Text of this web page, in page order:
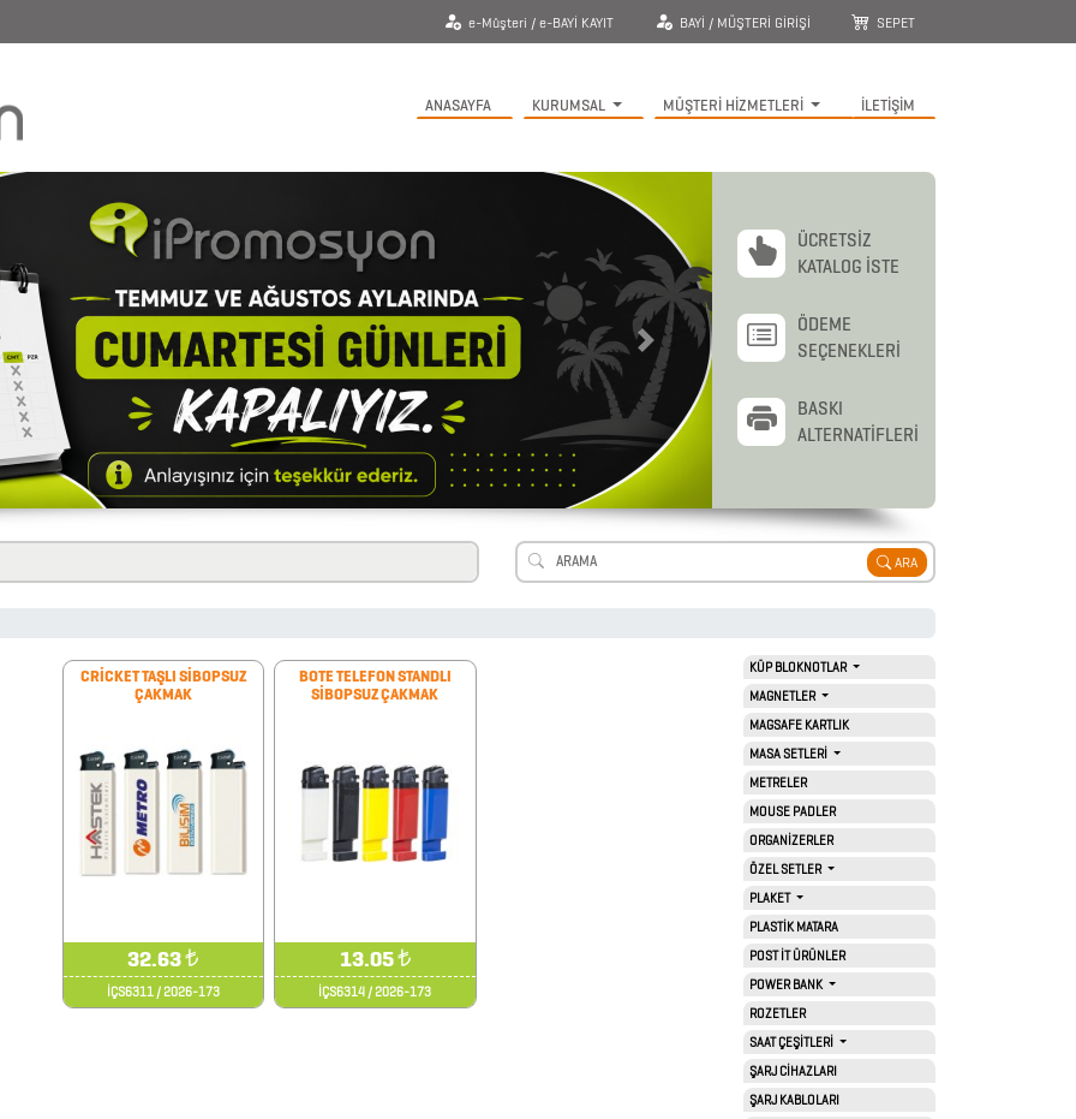
e-Müşteri / e-BAYİ KAYIT BAYİ / MÜŞTERİ GİRİŞİ SEPET
ANASAYFA KURUMSAL MÜŞTERİ HİZMETLERİ İLETİŞİM
Next
ÜCRETSİZ
KATALOG İSTE
ÖDEME
SEÇENEKLERİ
BASKI
ALTERNATİFLERİ
ARA
CRİCKET TAŞLI SİBOPSUZ
ÇAKMAK
32.63₺
İÇS6311 / 2026-173
BOTE TELEFON STANDLI
SİBOPSUZ ÇAKMAK
13.05₺
İÇS6314 / 2026-173
KÜP BLOKNOTLAR
MAGNETLER
MAGSAFE KARTLIK
MASA SETLERİ
METRELER
MOUSE PADLER
ORGANİZERLER
ÖZEL SETLER
PLAKET
PLASTİK MATARA
POST İT ÜRÜNLER
POWER BANK
ROZETLER
SAAT ÇEŞİTLERİ
ŞARJ CİHAZLARI
ŞARJ KABLOLARI